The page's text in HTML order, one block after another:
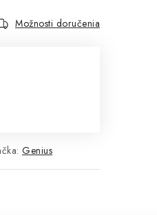
Možnosti doručenia
Genius